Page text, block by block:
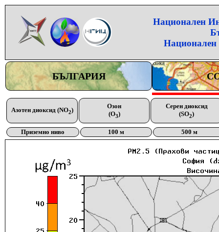
Национален
Национален
БЪЛГАРИЯ
Азотен диоксид (NO2)
Озон
(O3)
Серен диоксид
(SO2)
Приземно ниво 100 м 500 м